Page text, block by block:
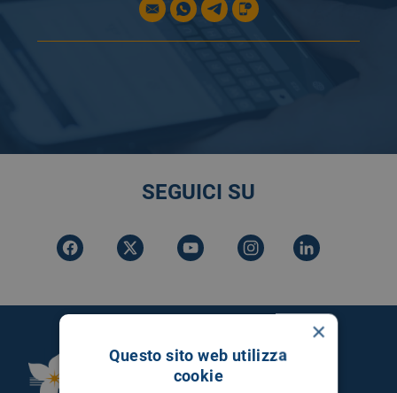
SEGUICI SU
Fondazione Istituto
×
Questo sito web utilizza
cookie